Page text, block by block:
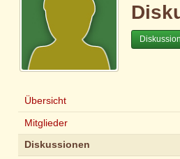
Übersicht
Mitglieder
Diskussionen